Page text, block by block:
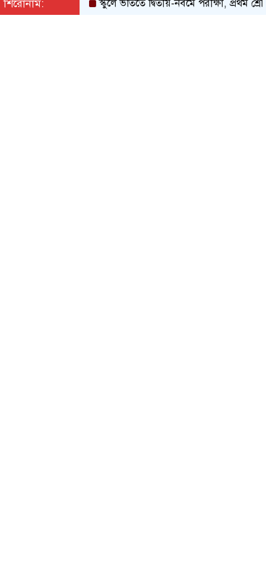
শিরোনাম: স্কুলে ভর্তিতে দ্বিতীয়-নবমে পরীক্ষা, প্রথম শ্রেণিতে